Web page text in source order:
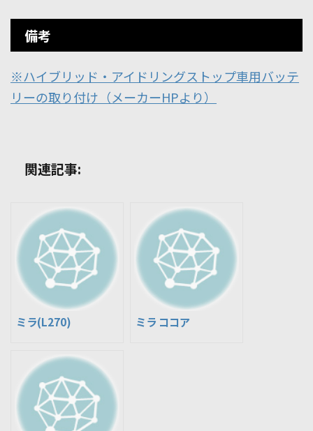
備考
※ハイブリッド・アイドリングストップ車用バッテ
リーの取り付け（メーカーHPより）
関連記事:
ミラ(L270) ミラ ココア